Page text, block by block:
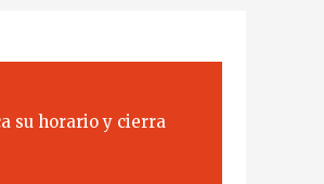
su horario y cierra